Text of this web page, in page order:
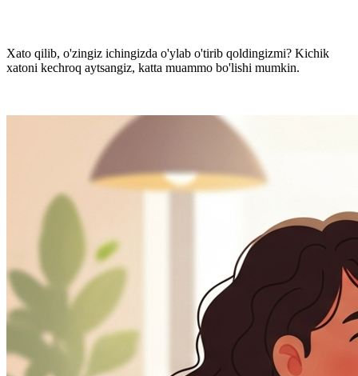
Xato qilib, o'zingiz ichingizda o'ylab o'tirib qoldingizmi? Kichik
xatoni kechroq aytsangiz, katta muammo bo'lishi mumkin.